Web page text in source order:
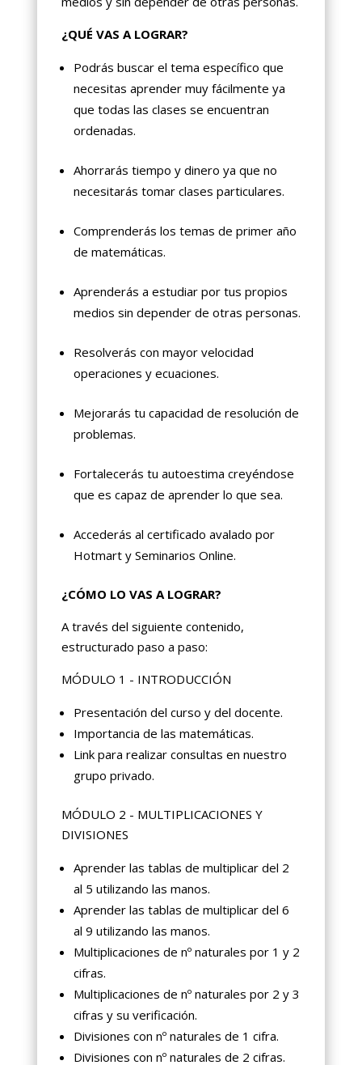
¿QUÉ VAS A LOGRAR?
Podrás buscar el tema específico que
necesitas aprender muy fácilmente ya
que todas las clases se encuentran
ordenadas.
Ahorrarás tiempo y dinero ya que no
necesitarás tomar clases particulares.
Comprenderás los temas de primer año
de matemáticas.
Aprenderás a estudiar por tus propios
medios sin depender de otras personas.
Resolverás con mayor velocidad
operaciones y ecuaciones.
Mejorarás tu capacidad de resolución de
problemas.
Fortalecerás tu autoestima creyéndose
que es capaz de aprender lo que sea.
Accederás al certificado avalado por
Hotmart y Seminarios Online.
¿CÓMO LO VAS A LOGRAR?
A través del siguiente contenido,
estructurado paso a paso:
MÓDULO 1 - INTRODUCCIÓN
Presentación del curso y del docente.
Importancia de las matemáticas.
Link para realizar consultas en nuestro
grupo privado.
MÓDULO 2 - MULTIPLICACIONES Y
DIVISIONES
Aprender las tablas de multiplicar del 2
al 5 utilizando las manos.
Aprender las tablas de multiplicar del 6
al 9 utilizando las manos.
Multiplicaciones de nº naturales por 1 y 2
cifras.
Multiplicaciones de nº naturales por 2 y 3
cifras y su verificación.
Divisiones con nº naturales de 1 cifra.
Divisiones con nº naturales de 2 cifras.